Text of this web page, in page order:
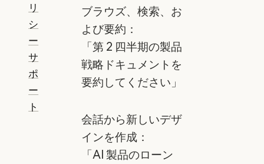
リ
シ
ー
サ
ポ
ー
ト
ブラウズ、検索、お
よび要約：
「第 2 四半期の製品
戦略ドキュメントを
要約してください」
会話から新しいデザ
インを作成：
「AI 製品のローン